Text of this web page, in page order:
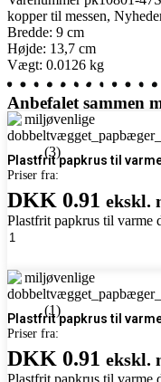
kopper til messen,
Bredde: 9 cm
Højde: 13,7 cm
Vægt: 0.0126 kg
Anbefalet sammen
Plastfrit papkrus til
Priser fra:
DKK 0.91 ekskl.
Plastfrit papkrus til varme
Plastfrit papkrus til
Priser fra:
DKK 0.91 ekskl.
Plastfrit papkrus til varme